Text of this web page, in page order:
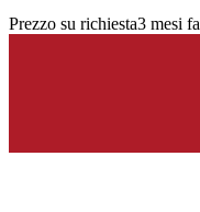
Prezzo su richiesta3 mesi fa